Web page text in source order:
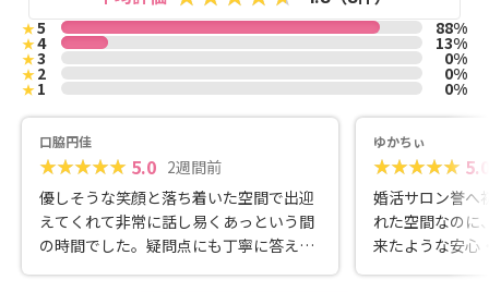
★5 88%
★4 13%
★3 0%
★2 0%
★1 0%
口脇円佳
5.0 2週間前
優しそうな笑顔と落ち着いた空間で出迎
えてくれて非常に話し易くあっという間
の時間でした。疑問点にも丁寧に答えて
頂きありがとうございました。
ゆかちぃ
5.0
婚活サロン誉へ
れた空間なのに
来たような安心
気がとても良き